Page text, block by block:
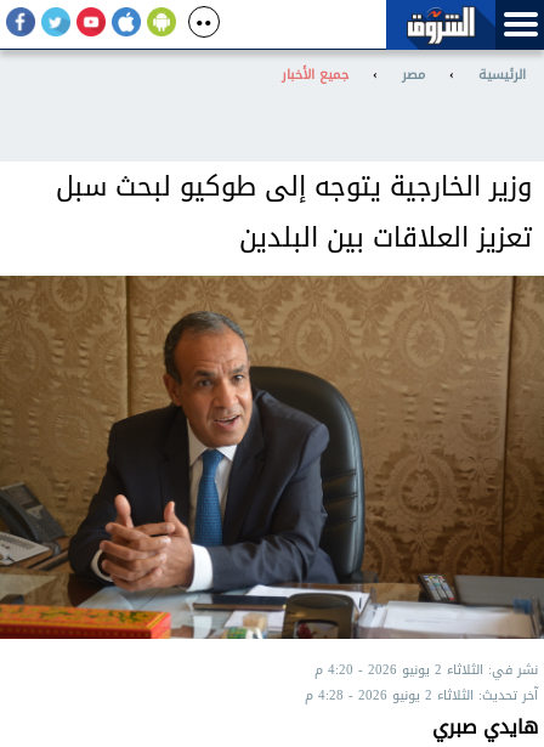
الرئيسية › مصر › جميع الأخبار
وزير الخارجية يتوجه إلى طوكيو لبحث سبل
تعزيز العلاقات بين البلدين
نشر في: الثلاثاء 2 يونيو 2026 - 4:20 م
آخر تحديث: الثلاثاء 2 يونيو 2026 - 4:28 م
هايدي صبري